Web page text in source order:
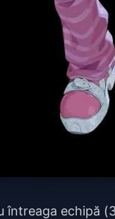
întreaga echipă